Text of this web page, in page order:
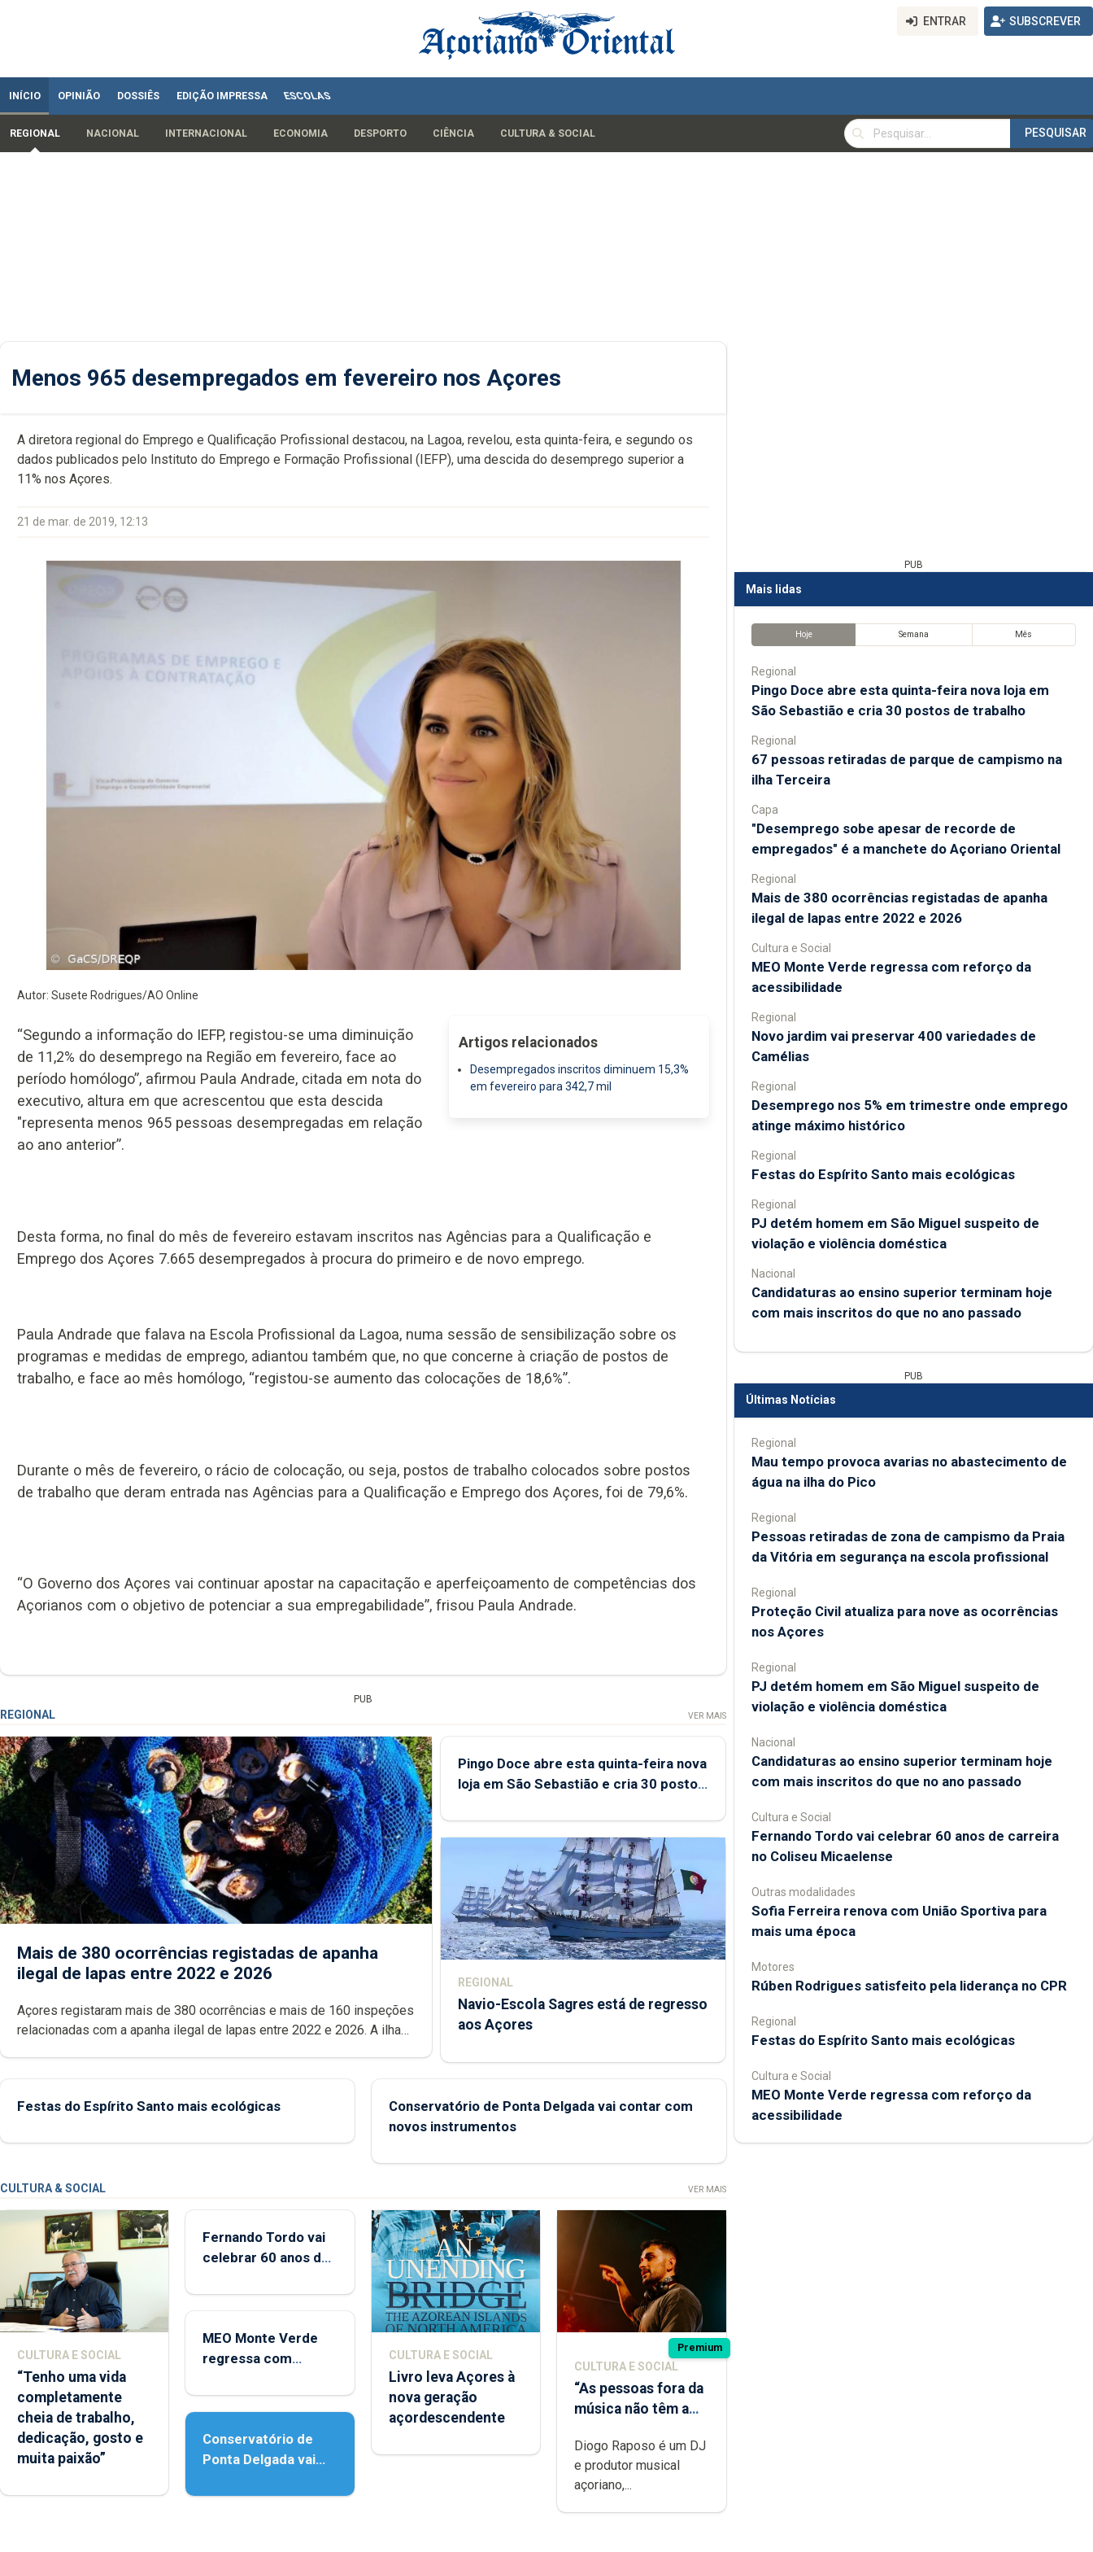
ENTRAR SUBSCREVER
INÍCIO OPINIÃO DOSSIÊS EDIÇÃO IMPRESSA ESCOLAS
REGIONAL NACIONAL INTERNACIONAL ECONOMIA DESPORTO CIÊNCIA CULTURA & SOCIAL
PESQUISAR
PESQUISAR
Menos 965 desempregados em fevereiro nos Açores
A diretora regional do Emprego e Qualificação Profissional destacou, na Lagoa, revelou, esta quinta-feira, e segundo os
dados publicados pelo Instituto do Emprego e Formação Profissional (IEFP), uma descida do desemprego superior a
11% nos Açores.
21 de mar. de 2019, 12:13
Autor: Susete Rodrigues/AO Online
Artigos relacionados
Desempregados inscritos diminuem 15,3%
em fevereiro para 342,7 mil
“Segundo a informação do IEFP, registou-se uma diminuição
de 11,2% do desemprego na Região em fevereiro, face ao
período homólogo”, afirmou Paula Andrade, citada em nota do
executivo, altura em que acrescentou que esta descida
"representa menos 965 pessoas desempregadas em relação
ao ano anterior”.
Desta forma, no final do mês de fevereiro estavam inscritos nas Agências para a Qualificação e
Emprego dos Açores 7.665 desempregados à procura do primeiro e de novo emprego.
Paula Andrade que falava na Escola Profissional da Lagoa, numa sessão de sensibilização sobre os
programas e medidas de emprego, adiantou também que, no que concerne à criação de postos de
trabalho, e face ao mês homólogo, “registou-se aumento das colocações de 18,6%”.
Durante o mês de fevereiro, o rácio de colocação, ou seja, postos de trabalho colocados sobre postos
de trabalho que deram entrada nas Agências para a Qualificação e Emprego dos Açores, foi de 79,6%.
“O Governo dos Açores vai continuar apostar na capacitação e aperfeiçoamento de competências dos
Açorianos com o objetivo de potenciar a sua empregabilidade”, frisou Paula Andrade.
PUB
REGIONAL VER MAIS
Mais de 380 ocorrências registadas de apanha
ilegal de lapas entre 2022 e 2026
Açores registaram mais de 380 ocorrências e mais de 160 inspeções
relacionadas com a apanha ilegal de lapas entre 2022 e 2026. A ilha
Pingo Doce abre esta quinta-feira nova
loja em São Sebastião e cria 30 postos
REGIONAL
Navio-Escola Sagres está de regresso
aos Açores
Festas do Espírito Santo mais ecológicas
Conservatório de Ponta Delgada vai contar com
novos instrumentos
CULTURA & SOCIAL VER MAIS
CULTURA E SOCIAL
“Tenho uma vida
completamente
cheia de trabalho,
dedicação, gosto e
muita paixão”
Fernando Tordo vai
celebrar 60 anos de
Micaelense
MEO Monte Verde
regressa com
acessibilidade
Conservatório de
Ponta Delgada vai
instrumentos
CULTURA E SOCIAL
Livro leva Açores à
nova geração
açordescendente
Premium
CULTURA E SOCIAL
“As pessoas fora da
música não têm a
difícil é produzir
uma música”
Diogo Raposo é um DJ
e produtor musical
açoriano,...
PUB
Mais lidas
Hoje Semana Mês
Regional
Pingo Doce abre esta quinta-feira nova loja em
São Sebastião e cria 30 postos de trabalho
Regional
67 pessoas retiradas de parque de campismo na
ilha Terceira
Capa
"Desemprego sobe apesar de recorde de
empregados" é a manchete do Açoriano Oriental
Regional
Mais de 380 ocorrências registadas de apanha
ilegal de lapas entre 2022 e 2026
Cultura e Social
MEO Monte Verde regressa com reforço da
acessibilidade
Regional
Novo jardim vai preservar 400 variedades de
Camélias
Regional
Desemprego nos 5% em trimestre onde emprego
atinge máximo histórico
Regional
Festas do Espírito Santo mais ecológicas
Regional
PJ detém homem em São Miguel suspeito de
violação e violência doméstica
Nacional
Candidaturas ao ensino superior terminam hoje
com mais inscritos do que no ano passado
PUB
Últimas Notícias
Regional
Mau tempo provoca avarias no abastecimento de
água na ilha do Pico
Regional
Pessoas retiradas de zona de campismo da Praia
da Vitória em segurança na escola profissional
Regional
Proteção Civil atualiza para nove as ocorrências
nos Açores
Regional
PJ detém homem em São Miguel suspeito de
violação e violência doméstica
Nacional
Candidaturas ao ensino superior terminam hoje
com mais inscritos do que no ano passado
Cultura e Social
Fernando Tordo vai celebrar 60 anos de carreira
no Coliseu Micaelense
Outras modalidades
Sofia Ferreira renova com União Sportiva para
mais uma época
Motores
Rúben Rodrigues satisfeito pela liderança no CPR
Regional
Festas do Espírito Santo mais ecológicas
Cultura e Social
MEO Monte Verde regressa com reforço da
acessibilidade